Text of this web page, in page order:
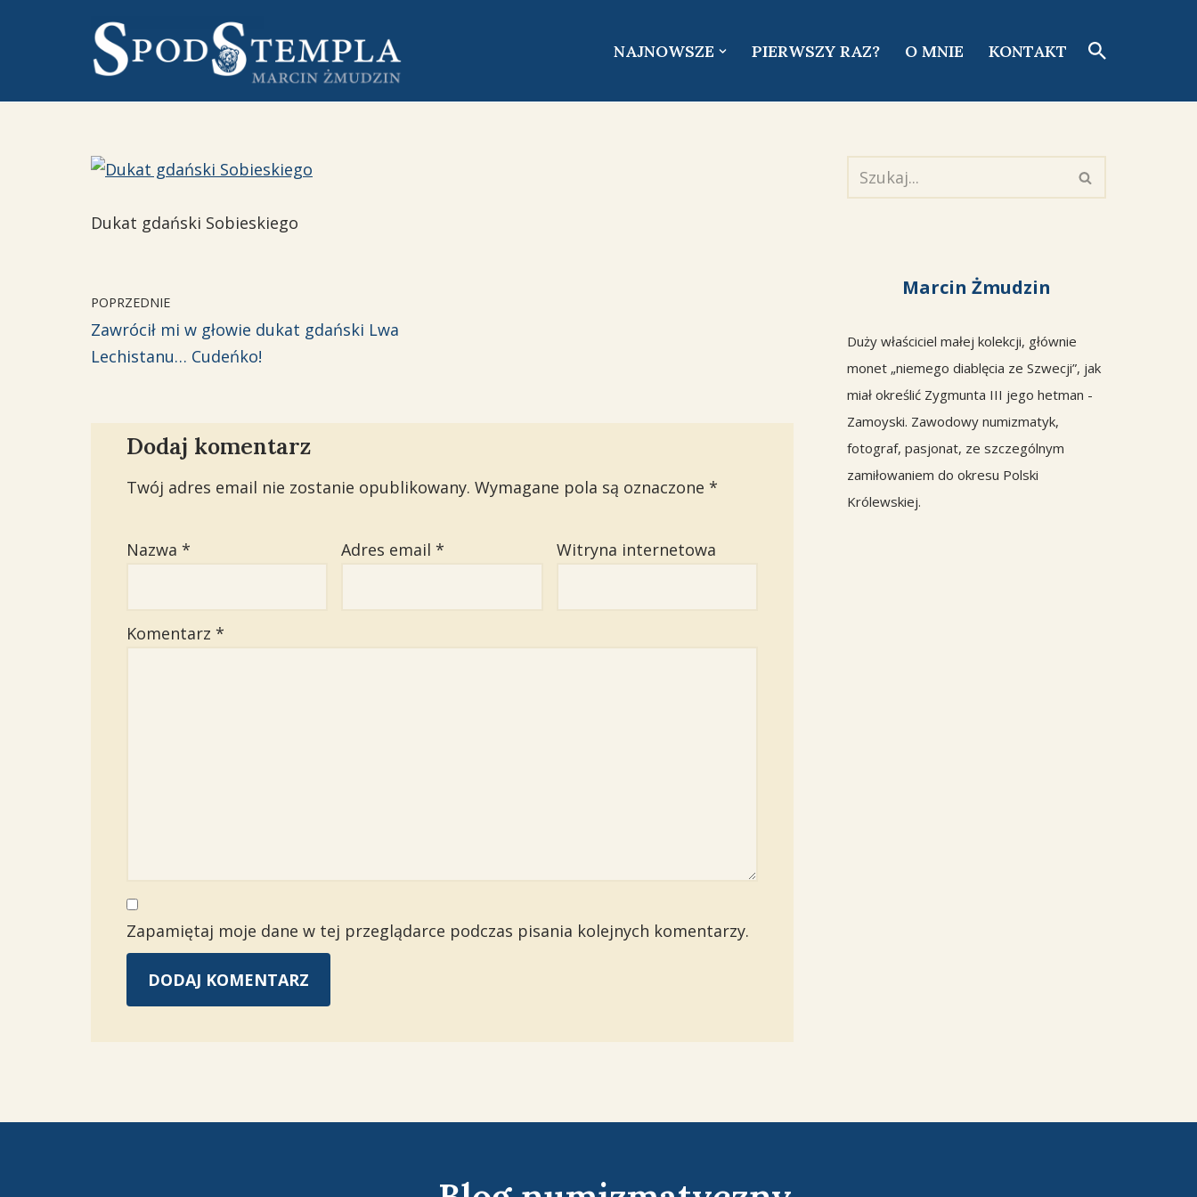
treści
NAJNOWSZE PIERWSZY RAZ? O MNIE KONTAKT
Dukat gdański Sobieskiego
POPRZEDNIE
Zawrócił mi w głowie dukat gdański Lwa
Lechistanu… Cudeńko!
Dodaj komentarz
Twój adres email nie zostanie opublikowany. Wymagane pola są oznaczone *
Nazwa * Adres email* Witryna internetowa
Komentarz *
Zapamiętaj moje dane w tej przeglądarce podczas pisania kolejnych komentarzy.
Marcin Żmudzin
Duży właściciel małej kolekcji, głównie
monet „niemego diablęcia ze Szwecji”, jak
miał określić Zygmunta III jego hetman -
Zamoyski. Zawodowy numizmatyk,
fotograf, pasjonat, ze szczególnym
zamiłowaniem do okresu Polski
Królewskiej.